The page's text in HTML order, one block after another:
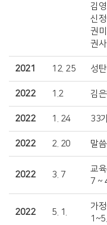
김
신
권
권
2021 12. 25 성
2022 1.2 김
2022 1. 24 33
2022 2. 20 말
2022 3. 7
교
7 ~
2022 5. 1.
가